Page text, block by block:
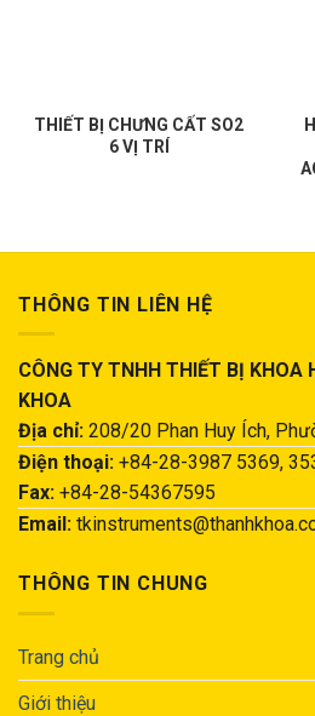
THIẾT BỊ CHƯNG CẤT SO2
6 VỊ TRÍ
THÔNG TIN LIÊN HỆ
CÔNG TY TNHH THIẾT BỊ KHOA
KHOA
Địa chỉ: 208/20 Phan Huy Ích,
Điện thoại: +84-28-3987 5369,
Fax: +84-28-54367595
Email:
THÔNG TIN CHUNG
Trang chủ
Giới thiệu